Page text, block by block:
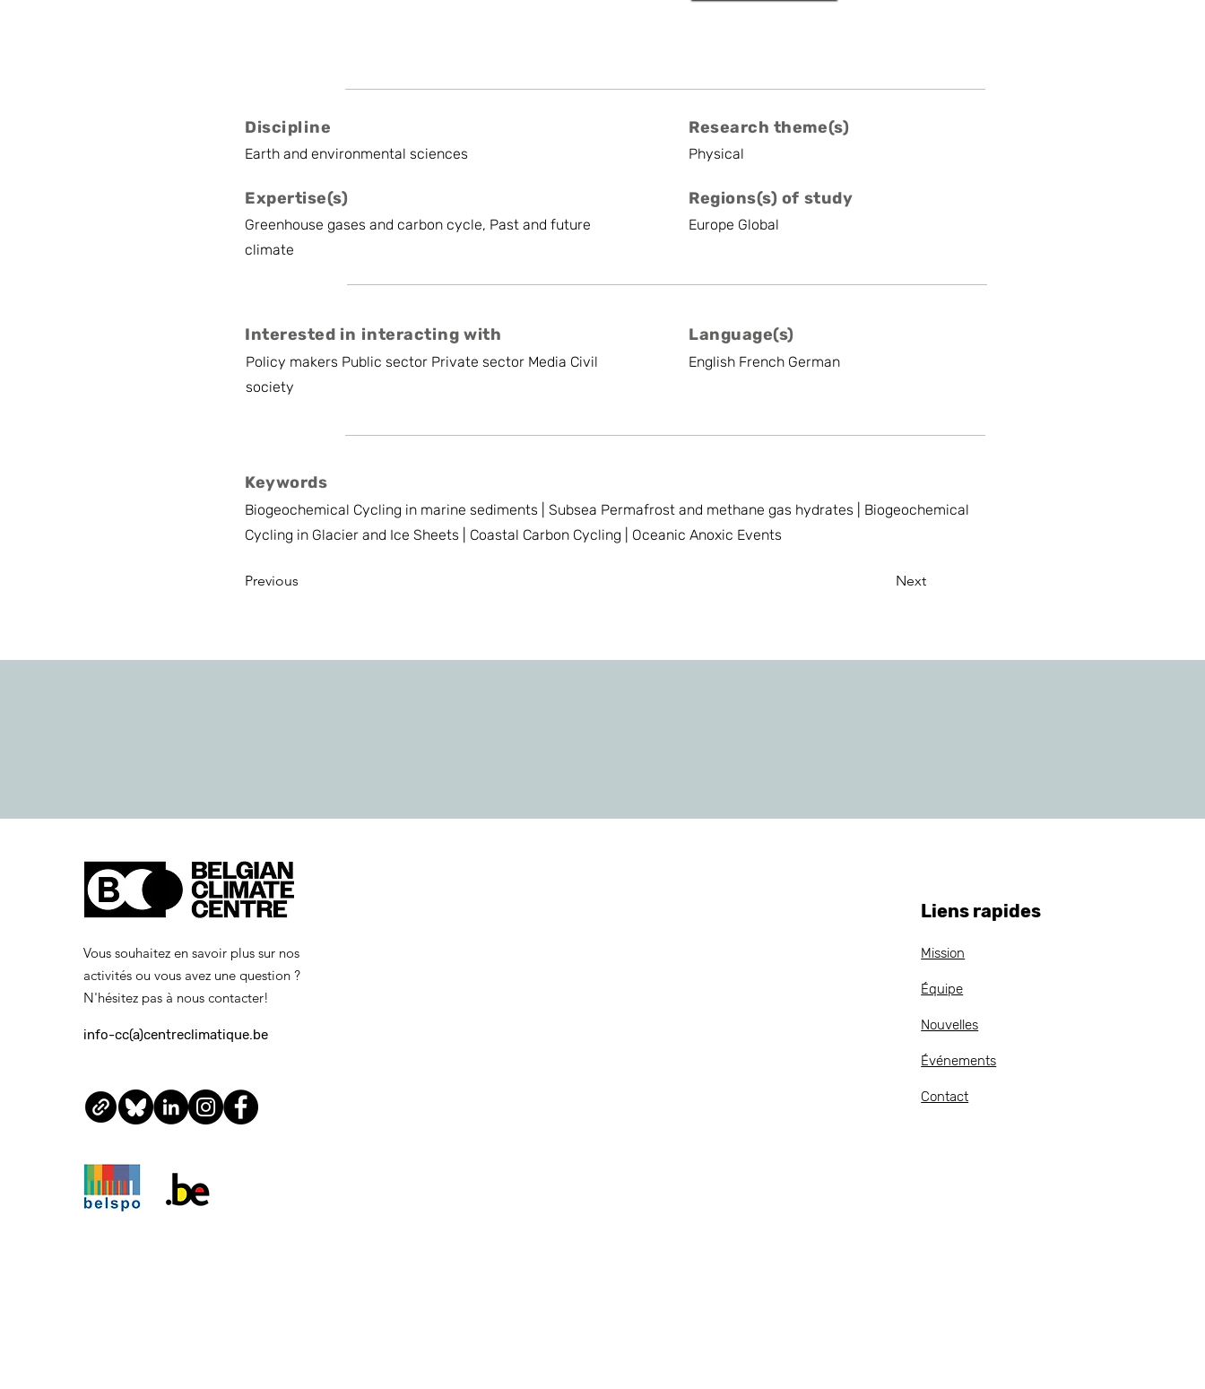
Discipline
Earth and environmental sciences
Expertise(s)
Greenhouse gases and carbon cycle, Past and future
climate
Research theme(s)
Physical
Regions(s) of study
Europe Global
Interested in interacting with
Policy makers Public sector Private sector Media Civil
society
Language(s)
English French German
Keywords
Biogeochemical Cycling in marine sediments | Subsea Permafrost and methane gas hydrates | Biogeochemical
Cycling in Glacier and Ice Sheets | Coastal Carbon Cycling | Oceanic Anoxic Events
Previous Next
Vous souhaitez en savoir plus sur nos
activités ou vous avez une question ?
N'hésitez pas à nous contacter!
info-cc(a)centreclimatique.be
Liens rapides
Mission
Équipe
Nouvelles
Événements
Contact